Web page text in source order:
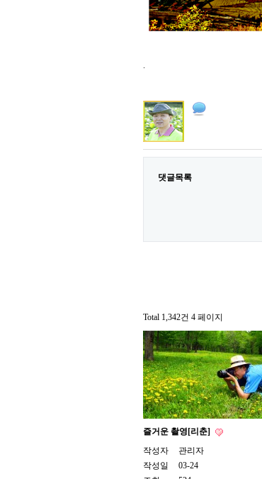
.
댓글목록
Total 1,342건 4 페이지
즐거운 촬영[리춘]
작성자
관리자
작성일
03-24